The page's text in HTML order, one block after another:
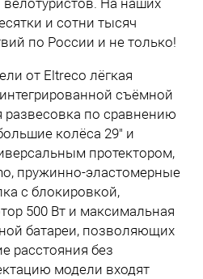
На наших
и сотни тысяч
по России и не только!
от Eltreco лёгкая
съёмной
развесовка по сравнению
колёса 29" и
протектором,
пружинно-эластомерные
с блокировкой,
500 Вт и максимальная
батареи, позволяющих
расстояния без
модели входят